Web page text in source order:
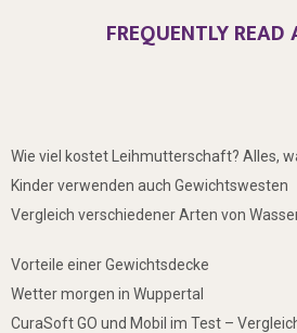
FREQUENTLY READ
Wie viel kostet Leihmutterschaft? Alles,
Kinder verwenden auch Gewichtswesten
Vergleich verschiedener Arten von
Vorteile einer Gewichtsdecke
Wetter morgen in Wuppertal
CuraSoft GO und Mobil im Test –